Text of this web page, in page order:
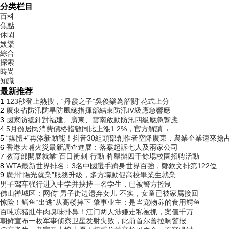
分类栏目
百科
焦點
休閑
娛樂
綜合
探索
時尚
知識
最新推荐
1 123秒登上熱搜，“丹霞之子”吳俊樂為韶關“花式上分”
2 廣東省防汛防旱防風總指揮部結束防汛Ⅳ級應急響應
3 國家防總針對福建、廣東、雲南啟動防汛四級應急響應
4 5月份居民消費價格指數同比上漲1.2%，官方解讀→
5 “媒體+”再添新動能！抖音30組頭部創作者空降廣東，農業企業速來搶
6 香港大埔火災最新調查進展：落案起訴七人及兩家公司
7 教育部開展就業“百日衝刺”行動 將舉辦四千餘場校園招聘活動
8 WTA最新世界排名：3名中國選手躋身世界百強，鄭欽文排第122位
9 廣州“陽光就業”服務升級，多方聯動促高校畢業生就業
男子驾车强行进入中学并挟持一名学生，已被警方控制
佛山禅城区：网传“男子街边遗弃女儿”不实，女童已被家属接回
惊险！鳄鱼“出逃”从高楼摔下 肇事业主：是当宠物养的食用鳄鱼
百吨冻猪肚牛肉臭味扑鼻！​江门两人涉嫌走私被抓，案值千万
朝鲜宣布一枚军事侦察卫星发射失败，此前首尔曾拉响警报